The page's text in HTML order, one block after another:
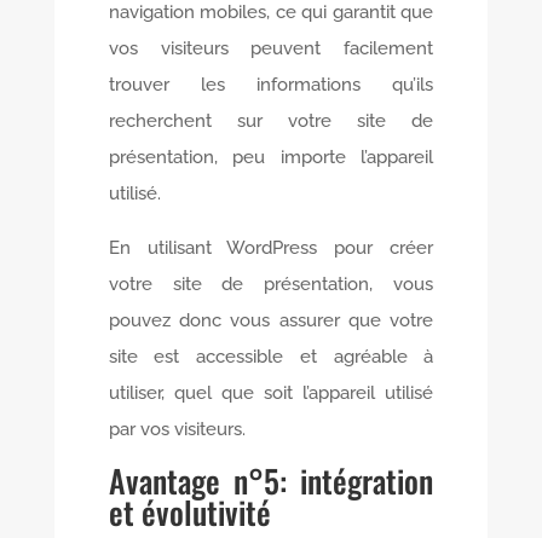
navigation mobiles, ce qui garantit que
vos visiteurs peuvent facilement
trouver les informations qu’ils
recherchent sur votre site de
présentation, peu importe l’appareil
utilisé.
En utilisant WordPress pour créer
votre site de présentation, vous
pouvez donc vous assurer que votre
site est accessible et agréable à
utiliser, quel que soit l’appareil utilisé
par vos visiteurs.
Avantage n°5: intégration
et évolutivité